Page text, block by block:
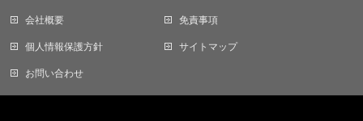
会社概要 免責事項
個人情報保護方針 サイトマップ
お問い合わせ